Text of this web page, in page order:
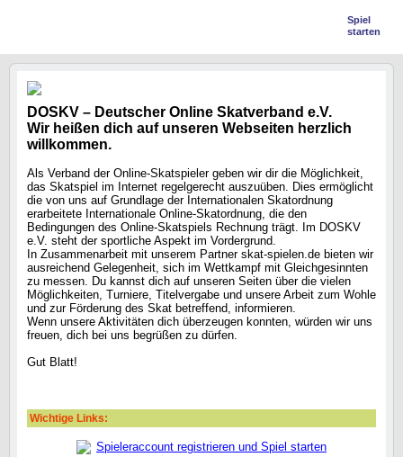
Spiel
starten
DOSKV – Deutscher Online Skatverband e.V.
Wir heißen dich auf unseren Webseiten herzlich
willkommen.
Als Verband der Online-Skatspieler geben wir dir die Möglichkeit,
das Skatspiel im Internet regelgerecht auszuüben. Dies ermöglicht
die von uns auf Grundlage der Internationalen Skatordnung
erarbeitete Internationale Online-Skatordnung, die den
Bedingungen des Online-Skatspiels Rechnung trägt. Im DOSKV
e.V. steht der sportliche Aspekt im Vordergrund.
In Zusammenarbeit mit unserem Partner skat-spielen.de bieten wir
ausreichend Gelegenheit, sich im Wettkampf mit Gleichgesinnten
zu messen. Du kannst dich auf unseren Seiten über die vielen
Möglichkeiten, Turniere, Titelvergabe und unsere Arbeit zum Wohle
und zur Förderung des Skat betreffend, informieren.
Wenn unsere Aktivitäten dich überzeugen konnten, würden wir uns
freuen, dich bei uns begrüßen zu dürfen.
Gut Blatt!
Wichtige Links:
Spieleraccount registrieren und Spiel starten